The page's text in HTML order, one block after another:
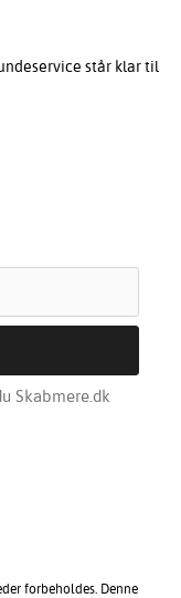
står klar til
Skabmere.dk
forbeholdes. Denne